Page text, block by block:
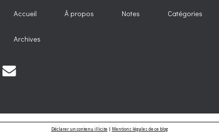
Accueil À propos Notes Catégories
Archives
Déclarer un contenu illicite| Mentions légales de ce blog